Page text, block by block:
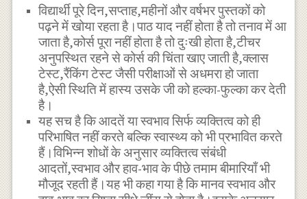
विद्यार्थी पूरे दिन,सप्ताह,महीनों और वर्षभर पुस्तकों को
पढ़ने में खोया रहता है।पाठ याद नहीं होता है तो तनाव में आ
जाता है,कोर्स पूरा नहीं होता है तो दुःखी होता है,टीचर
अनुपस्थित रहने से कोर्स की चिंता खाए जाती है,क्लास
टेस्ट,रैंकिंग टेस्ट जैसी परीक्षाओं से अधमरा हो जाता
है,ऐसी स्थिति में हास्य उसके जी को हल्का-फुल्का कर देती
है।
यह सच है कि आदतें या स्वभाव सिर्फ व्यक्तित्व को ही
परिभाषित नहीं करते बल्कि स्वास्थ्य को भी प्रभावित करते
हैं।विभिन्न शोधों के अनुसार व्यक्तित्व संबंधी
आदतों,स्वभाव और हाव-भाव के पीछे तमाम बीमारियाँ भी
मौजूद रहती हैं।यह भी कहा गया है कि मानव स्वभाव और